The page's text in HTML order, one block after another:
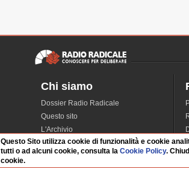
Chi siamo
Dossier Radio Radicale
Questo sito
L'Archivio
Redazione
La musica da Requiem
Infrastruttura informatica
Questo Sito utilizza cookie di funzionalità e cookie
tutti o ad alcuni cookie, consulta laCookie Policy.
cookie.